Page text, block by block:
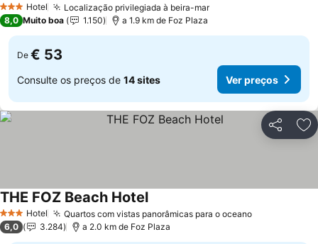
3 EstrelasHotel Localização privilegiada à beira-marVer preços
8,0 Muito boa 1.150 a 1.9 km de Foz Plaza
De € 53
Consulte os preços de 14 sites Ver preços
Partilhar
3 EstrelasHotel Quartos com vistas panorâmicas para o oceanoVer preços
THE FOZ Beach HotelVer preços
6,0 3.284 a 2.0 km de Foz Plaza